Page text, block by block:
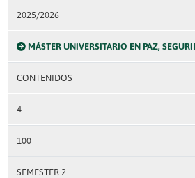
2025/2026
MÁSTER UNIVERSITARIO EN PAZ,
CONTENIDOS
4
100
SEMESTER 2